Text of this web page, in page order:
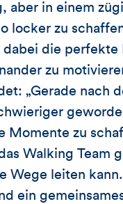
aber in einem
locker zu
dabei die
zu
„Gerade nach
Momente zu
Walking Team
Wege leiten
ein